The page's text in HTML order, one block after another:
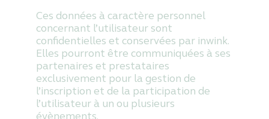
Ces données à caractère personnel
concernant l’utilisateur sont
confidentielles et conservées par inwink.
Elles pourront être communiquées à ses
partenaires et prestataires
exclusivement pour la gestion de
l’inscription et de la participation de
l’utilisateur à un ou plusieurs
évènements.